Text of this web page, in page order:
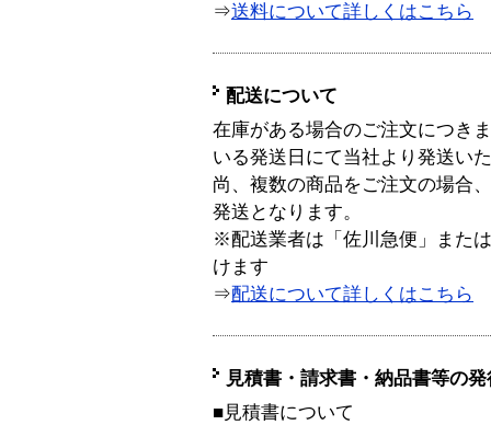
⇒送料について詳しくはこちら
配送について
在庫がある場合のご注文につき
いる発送日にて当社より発送い
尚、複数の商品をご注文の場合
発送となります。
※配送業者は「佐川急便」また
けます
⇒配送について詳しくはこちら
見積書・請求書・納品書等の
■見積書について